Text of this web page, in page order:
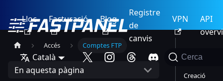
Lloc Facturació Blog
Registre
de
canvis
VPN
API
Català Cerca
Accés Comptes FTP
En aquesta pàgina
ció
Creació